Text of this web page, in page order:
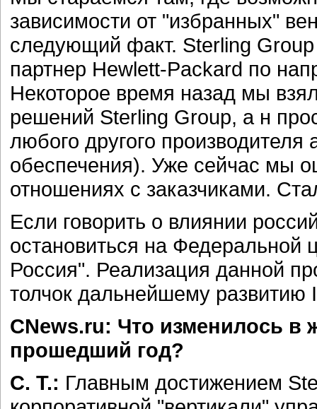
зависимости от "избранных"
следующий факт. Sterling
партнер Hewlett-Packard по
Некоторое время назад мы
решений Sterling Group, а н
любого другого
обеспечения). Уже сейчас мы
отношениях с заказчиками.
Если говорить о влиянии
остановиться на Федеральной
Россия". Реализация данной
толчок дальнейшему развитию
CNews.ru: Что изменилось в
прошедший год?
С. Т.: Главным достижением